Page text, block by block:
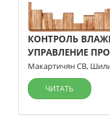
КОНТРОЛЬ
УПРАВЛЕНИЕ
Макартичян СВ,
ЧИТАТЬ